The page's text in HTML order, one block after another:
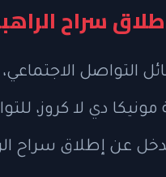
سراح
التواصل
دي لا كروز،
عن إطلاق سراح